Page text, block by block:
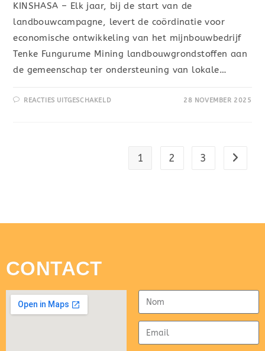
KINSHASA – Elk jaar, bij de start van de
landbouwcampagne, levert de coördinatie voor
economische ontwikkeling van het mijnbouwbedrijf
Tenke Fungurume Mining landbouwgrondstoffen aan
de gemeenschap ter ondersteuning van lokale…
REACTIES UITGESCHAKELD 28 NOVEMBER 2025
1 2 3
CONTACT